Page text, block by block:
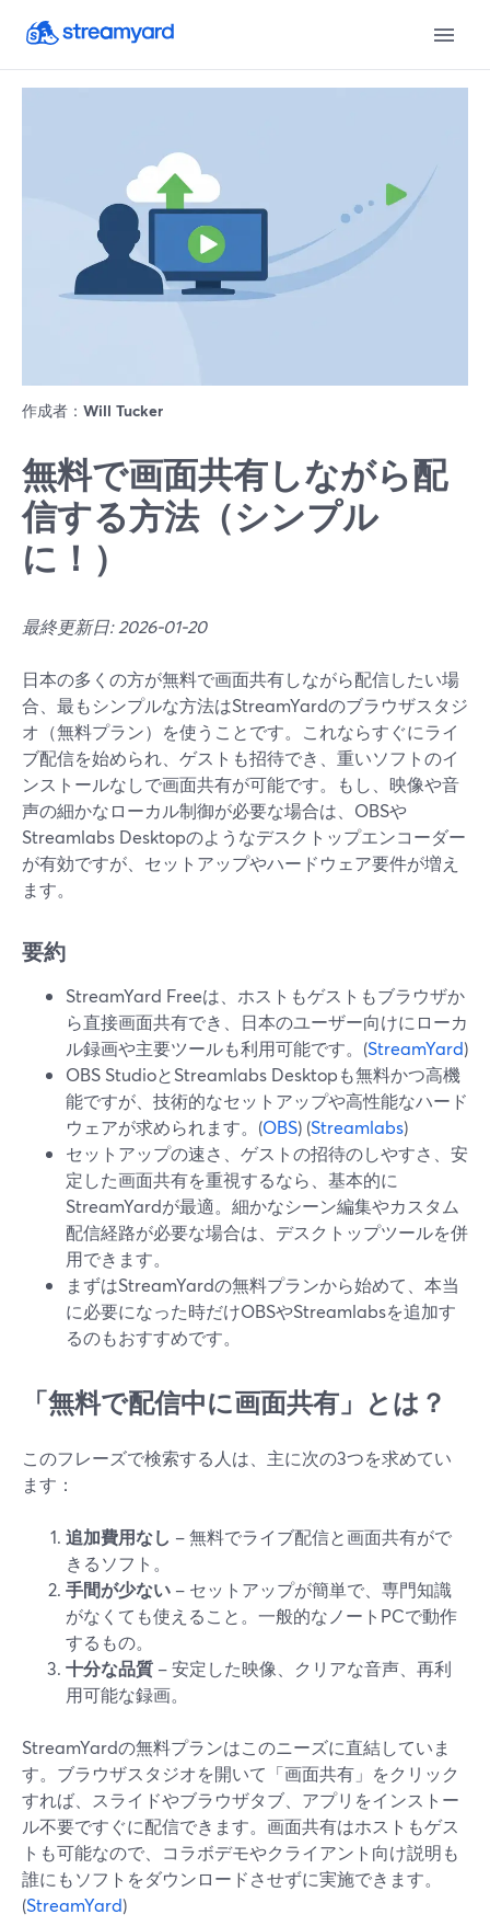
作成者： Will Tucker
無料で画面共有しながら配
信する方法（シンプル
に！）
最終更新日: 2026-01-20
日本の多くの方が無料で画面共有しながら配信したい場
合、最もシンプルな方法はStreamYardのブラウザスタジ
オ（無料プラン）を使うことです。これならすぐにライ
ブ配信を始められ、ゲストも招待でき、重いソフトのイ
ンストールなしで画面共有が可能です。もし、映像や音
声の細かなローカル制御が必要な場合は、OBSや
Streamlabs Desktopのようなデスクトップエンコーダー
が有効ですが、セットアップやハードウェア要件が増え
ます。
要約
StreamYard Freeは、ホストもゲストもブラウザか
ら直接画面共有でき、日本のユーザー向けにローカ
ル録画や主要ツールも利用可能です。(StreamYard)
OBS StudioとStreamlabs Desktopも無料かつ高機
能ですが、技術的なセットアップや高性能なハード
ウェアが求められます。(OBS) (Streamlabs)
セットアップの速さ、ゲストの招待のしやすさ、安
定した画面共有を重視するなら、基本的に
StreamYardが最適。細かなシーン編集やカスタム
配信経路が必要な場合は、デスクトップツールを併
用できます。
まずはStreamYardの無料プランから始めて、本当
に必要になった時だけOBSやStreamlabsを追加す
るのもおすすめです。
「無料で配信中に画面共有」とは？
このフレーズで検索する人は、主に次の3つを求めてい
ます：
追加費用なし – 無料でライブ配信と画面共有がで
きるソフト。
手間が少ない – セットアップが簡単で、専門知識
がなくても使えること。一般的なノートPCで動作
するもの。
十分な品質 – 安定した映像、クリアな音声、再利
用可能な録画。
StreamYardの無料プランはこのニーズに直結していま
す。ブラウザスタジオを開いて「画面共有」をクリック
すれば、スライドやブラウザタブ、アプリをインストー
ル不要ですぐに配信できます。画面共有はホストもゲス
トも可能なので、コラボデモやクライアント向け説明も
誰にもソフトをダウンロードさせずに実施できます。
(StreamYard)